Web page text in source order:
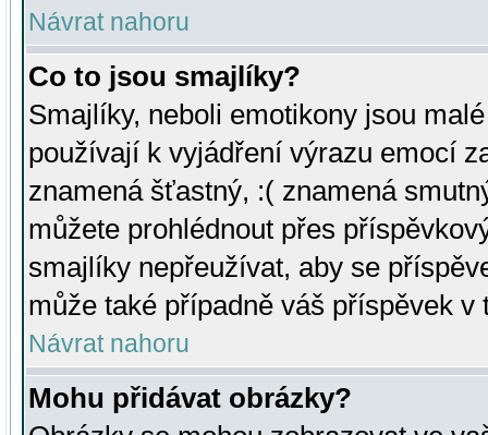
Návrat nahoru
Co to jsou smajlíky?
Smajlíky, neboli emotikony jsou
používají k vyjádření výrazu emocí
znamená šťastný, :( znamená
můžete prohlédnout přes
smajlíky nepřeužívat, aby se
může také případně váš příspěvek v
Návrat nahoru
Mohu přidávat obrázky?